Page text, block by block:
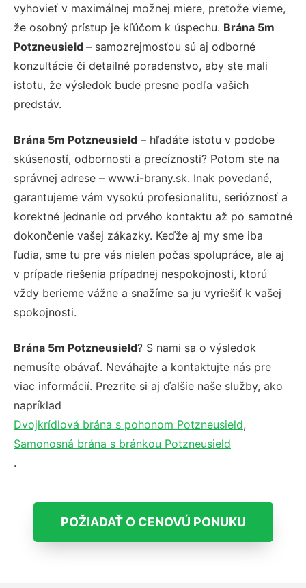
vyhovieť v maximálnej možnej miere, pretože vieme,
že osobný prístup je kľúčom k úspechu. Brána 5m
Potzneusield – samozrejmosťou sú aj odborné
konzultácie či detailné poradenstvo, aby ste mali
istotu, že výsledok bude presne podľa vašich
predstáv.
Brána 5m Potzneusield – hľadáte istotu v podobe
skúseností, odbornosti a precíznosti? Potom ste na
správnej adrese – www.i-brany.sk. Inak povedané,
garantujeme vám vysokú profesionalitu, serióznosť a
korektné jednanie od prvého kontaktu až po samotné
dokončenie vašej zákazky. Keďže aj my sme iba
ľudia, sme tu pre vás nielen počas spolupráce, ale aj
v prípade riešenia prípadnej nespokojnosti, ktorú
vždy berieme vážne a snažíme sa ju vyriešiť k vašej
spokojnosti.
Brána 5m Potzneusield? S nami sa o výsledok
nemusíte obávať. Neváhajte a kontaktujte nás pre
viac informácií. Prezrite si aj ďalšie naše služby, ako
napríklad
Dvojkrídlová brána s pohonom Potzneusield,
Samonosná brána s bránkou Potzneusield
.
POŽIADAŤ O CENOVÚ PONUKU